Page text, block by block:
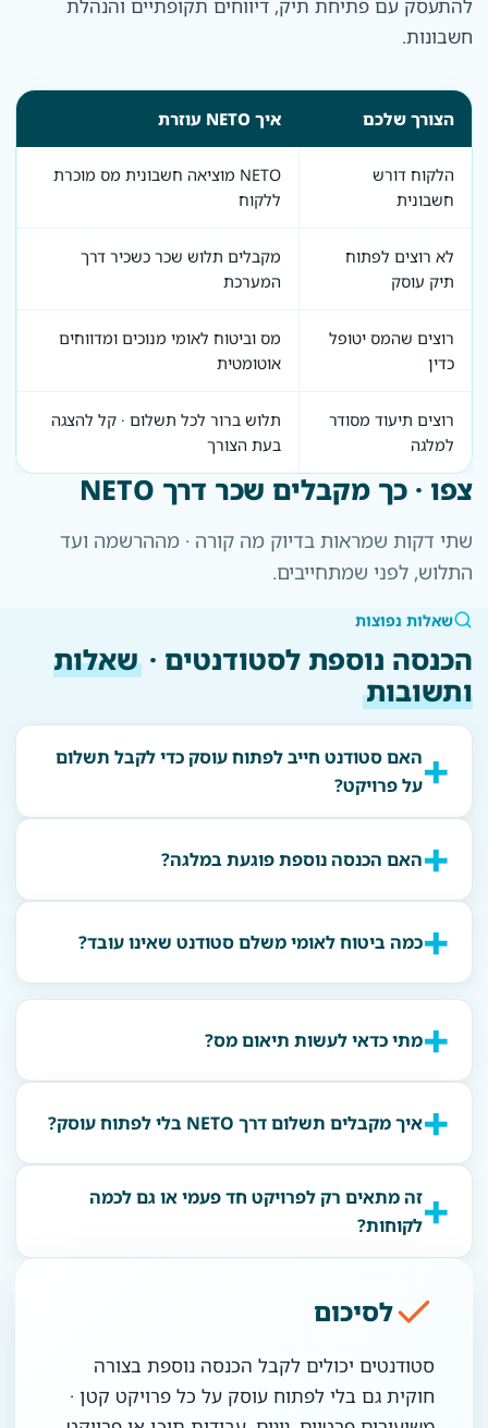
להתעסק עם פתיחת תיק, דיווחים תקופתיים והנהלת
חשבונות.
הצורך שלכם איך NETO עוזרת
הלקוח דורש
חשבונית
NETO מוציאה חשבונית מס מוכרת
ללקוח
לא רוצים לפתוח
תיק עוסק
מקבלים תלוש שכר כשכיר דרך
המערכת
רוצים שהמס יטופל
כדין
מס וביטוח לאומי מנוכים ומדווחים
אוטומטית
רוצים תיעוד מסודר
למלגה
תלוש ברור לכל תשלום · קל להצגה
בעת הצורך
צפו · כך מקבלים שכר דרך NETO
שתי דקות שמראות בדיוק מה קורה · מההרשמה ועד
התלוש, לפני שמתחייבים.
שאלות נפוצות
הכנסה נוספת לסטודנטים · שאלות
ותשובות
האם סטודנט חייב לפתוח עוסק כדי לקבל תשלום
על פרויקט?
האם הכנסה נוספת פוגעת במלגה?
כמה ביטוח לאומי משלם סטודנט שאינו עובד?
מתי כדאי לעשות תיאום מס?
איך מקבלים תשלום דרך NETO בלי לפתוח עוסק?
זה מתאים רק לפרויקט חד פעמי או גם לכמה
לקוחות?
לסיכום
סטודנטים יכולים לקבל הכנסה נוספת בצורה
חוקית גם בלי לפתוח עוסק על כל פרויקט קטן ·